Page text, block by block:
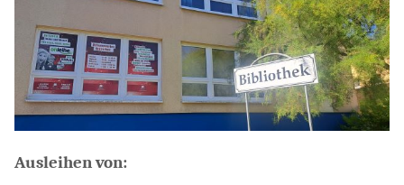
Ausleihen von: